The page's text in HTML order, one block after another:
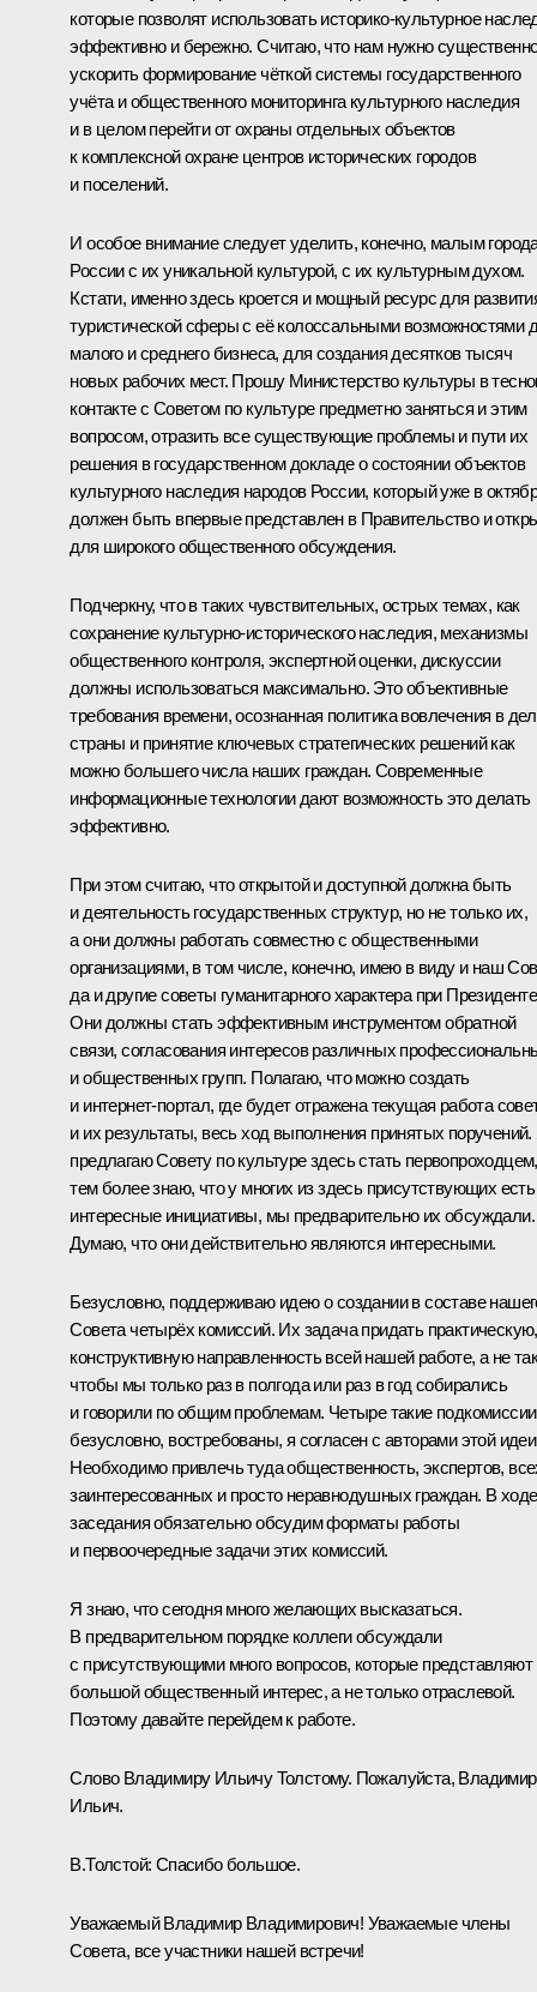
которые позволят использовать историко-культурное
эффективно и бережно. Считаю, что нам нужно
ускорить формирование чёткой системы государственного
учёта и общественного мониторинга культурного наследия
и в целом перейти от охраны отдельных объектов
к комплексной охране центров исторических городов
и поселений.
И особое внимание следует уделить, конечно, малым
России с их уникальной культурой, с их культурным духом.
Кстати, именно здесь кроется и мощный ресурс для
туристической сферы с её колоссальными возможностями
малого и среднего бизнеса, для создания десятков тысяч
новых рабочих мест. Прошу Министерство культуры в
контакте с Советом по культуре предметно заняться и этим
вопросом, отразить все существующие проблемы и пути их
решения в государственном докладе о состоянии объектов
культурного наследия народов России, который уже в
должен быть впервые представлен в Правительство и
для широкого общественного обсуждения.
Подчеркну, что в таких чувствительных, острых темах, как
сохранение культурно-исторического наследия, механизмы
общественного контроля, экспертной оценки, дискуссии
должны использоваться максимально. Это объективные
требования времени, осознанная политика вовлечения в
страны и принятие ключевых стратегических решений как
можно большего числа наших граждан. Современные
информационные технологии дают возможность это делать
эффективно.
При этом считаю, что открытой и доступной должна быть
и деятельность государственных структур, но не только их,
а они должны работать совместно с общественными
организациями, в том числе, конечно, имею в виду и наш
да и другие советы гуманитарного характера при
Они должны стать эффективным инструментом обратной
связи, согласования интересов различных
и общественных групп. Полагаю, что можно создать
и интернет-портал, где будет отражена текущая работа
и их результаты, весь ход выполнения принятых
предлагаю Совету по культуре здесь стать первопроходцем,
тем более знаю, что у многих из здесь присутствующих есть
интересные инициативы, мы предварительно их обсуждали.
Думаю, что они действительно являются интересными.
Безусловно, поддерживаю идею о создании в составе
Совета четырёх комиссий. Их задача придать практическую,
конструктивную направленность всей нашей работе, а не
чтобы мы только раз в полгода или раз в год собирались
и говорили по общим проблемам. Четыре такие
безусловно, востребованы, я согласен с авторами этой
Необходимо привлечь туда общественность, экспертов,
заинтересованных и просто неравнодушных граждан. В ходе
заседания обязательно обсудим форматы работы
и первоочередные задачи этих комиссий.
Я знаю, что сегодня много желающих высказаться.
В предварительном порядке коллеги обсуждали
с присутствующими много вопросов, которые представляют
большой общественный интерес, а не только отраслевой.
Поэтому давайте перейдем к работе.
Слово Владимиру Ильичу Толстому. Пожалуйста, Владимир
Ильич.
В.Толстой: Спасибо большое.
Уважаемый Владимир Владимирович! Уважаемые члены
Совета, все участники нашей встречи!